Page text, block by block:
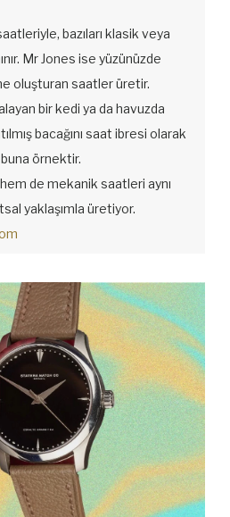
bazıları klasik veya
Mr Jones ise yüzünüzde
oluşturan saatler üretir.
bir kedi ya da havuzda
bacağını saat ibresi olarak
örnektir.
de mekanik saatleri aynı
yaklaşımla üretiyor.